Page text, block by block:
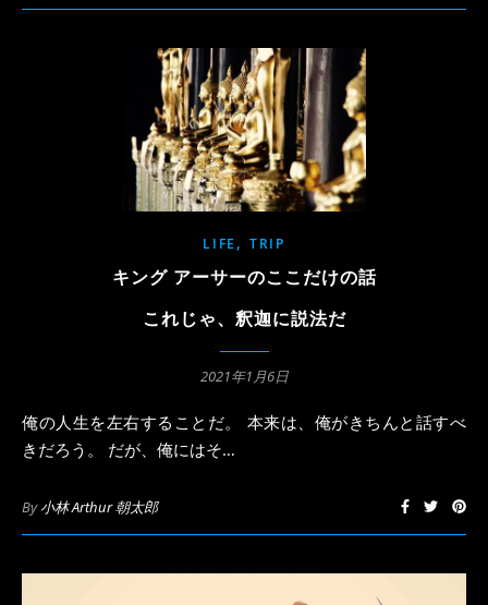
LIFE , TRIP
キング アーサーのここだけの話
これじゃ、釈迦に説法だ
2021年1月6日
俺の人生を左右することだ。 本来は、俺がきちんと話すべ
きだろう。 だが、俺にはそ…
By小林 Arthur 朝太郎